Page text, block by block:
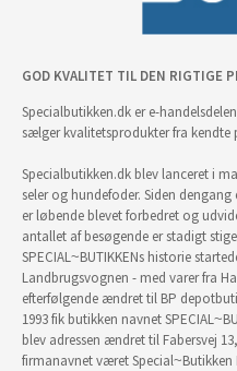
GOD KVALITET TIL DEN RIGTIGE
Specialbutikken.dk er e-
sælger kvalitetsprodukter fra
Specialbutikken.dk blev lanceret i
seler og hundefoder. Siden
er løbende blevet forbedret og
antallet af besøgende er stadigt
SPECIAL~BUTIKKENs historie
Landbrugsvognen - med varer fra
efterfølgende ændret til BP
1993 fik butikken navnet
blev adressen ændret til Fabersvej
firmanavnet været Special~Butikken